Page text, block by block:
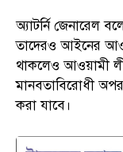
অ্যাটর্নি জেনারেল
তাদেরও আইনের
থাকলেও আওয়ামী
মানবতাবিরোধী
করা যাবে।